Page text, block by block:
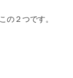
の２つです。